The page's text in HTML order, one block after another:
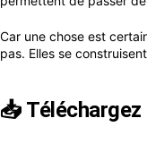
Car une chose est
pas. Elles se
📥